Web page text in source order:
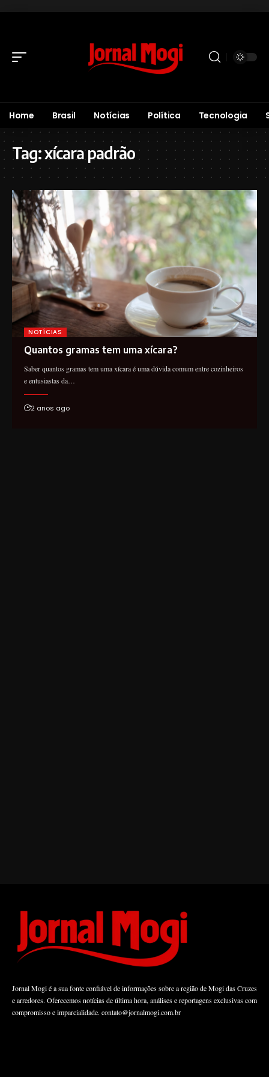
Home Brasil Notícias Política Tecnologia
Tag:xícara padrão
NOTÍCIAS
Quantos gramas tem uma xícara?
Saber quantos gramas tem uma xícara é uma dúvida comum entre cozinheiros
e entusiastas da…
2 anos ago
Jornal Mogi é a sua fonte confiável de informações sobre a região de Mogi das Cruzes
e arredores. Oferecemos notícias de última hora, análises e reportagens exclusivas com
compromisso e imparcialidade. contato@jornalmogi.com.br